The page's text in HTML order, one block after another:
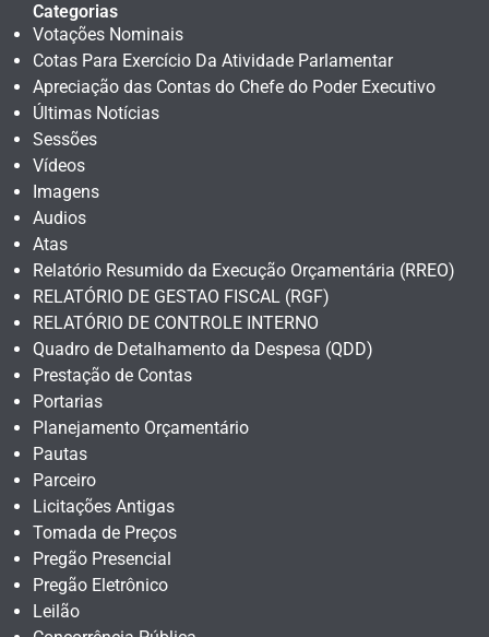
Categorias
Votações Nominais
Cotas Para Exercício Da Atividade Parlamentar
Apreciação das Contas do Chefe do Poder Executivo
Últimas Notícias
Sessões
Vídeos
Imagens
Audios
Atas
Relatório Resumido da Execução Orçamentária (RREO)
RELATÓRIO DE GESTAO FISCAL (RGF)
RELATÓRIO DE CONTROLE INTERNO
Quadro de Detalhamento da Despesa (QDD)
Prestação de Contas
Portarias
Planejamento Orçamentário
Pautas
Parceiro
Licitações Antigas
Tomada de Preços
Pregão Presencial
Pregão Eletrônico
Leilão